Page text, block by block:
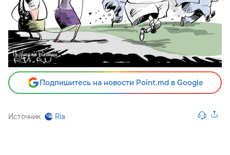
Подпишитесь на новости Point.md в Google
Источник Ria